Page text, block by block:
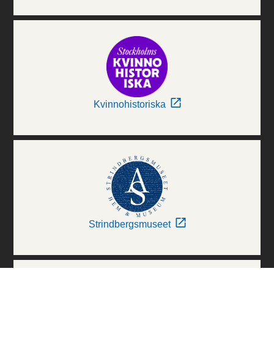
Kvinnohistoriska
Strindbergsmuseet